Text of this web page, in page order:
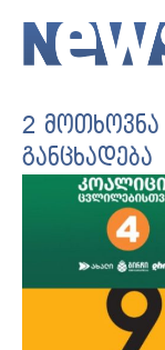
2
განცხადება